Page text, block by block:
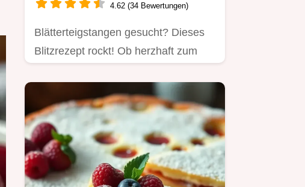
4.62 (34 Bewertungen)
Blätterteigstangen gesucht? Dieses
Blitzrezept rockt! Ob herzhaft zum